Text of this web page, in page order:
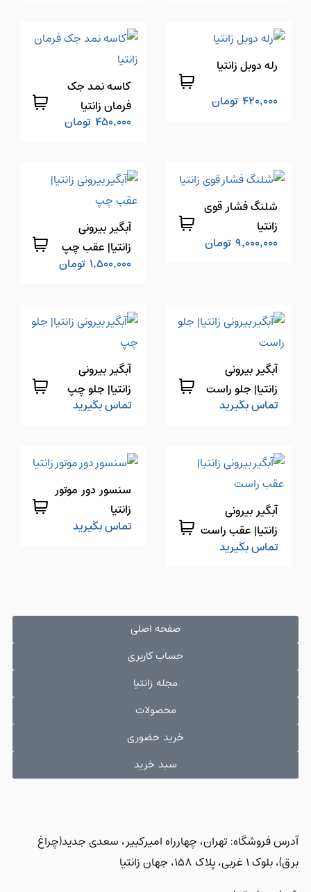
رله دوبل زانتیا
420,000 تومان
کاسه نمد جک
فرمان زانتیا
450,000 تومان
شلنگ فشار قوی
زانتیا
9,000,000 تومان
آبگیر بیرونی
زانتیا| عقب چپ
1,500,000 تومان
آبگیر بیرونی
زانتیا| جلو راست
تماس بگیرید
آبگیر بیرونی
زانتیا| جلو چپ
تماس بگیرید
آبگیر بیرونی
زانتیا| عقب راست
تماس بگیرید
سنسور دور موتور
زانتیا
تماس بگیرید
صفحه اصلی
حساب کاربری
مجله زانتیا
محصولات
خرید حضوری
سبد خرید
آدرس فروشگاه: تهران، چهارراه امیرکبیر، سعدی جدید(چراغ
برق)، بلوک 1 غربی، پلاک 158، جهان زانتیا